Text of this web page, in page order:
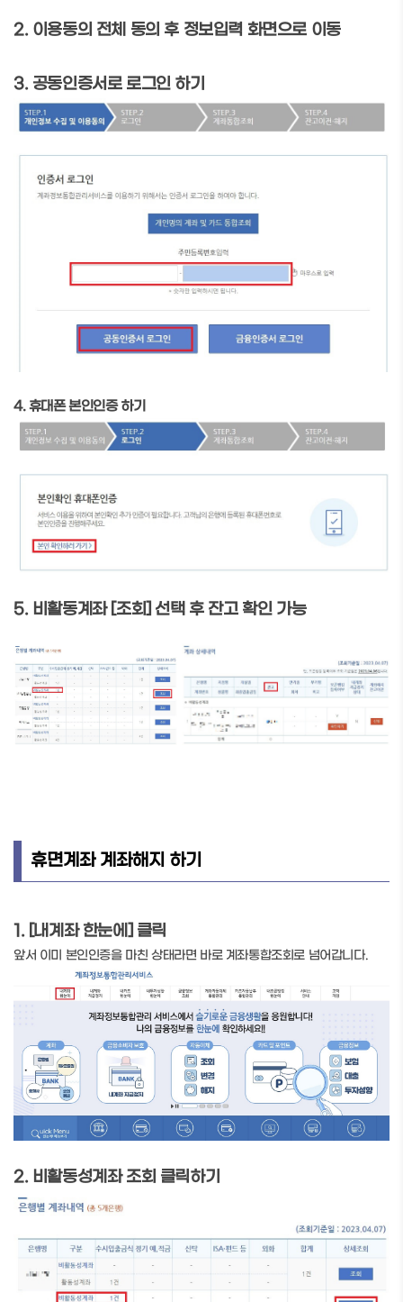
2. 이용동의 전체 동의 후 정보입력 화면으로 이동
3. 공동인증서로 로그인 하기
4. 휴대폰 본인인증 하기
5. 비활동계좌 [조회] 선택 후 잔고 확인 가능
휴면계좌 계좌해지 하기
1. [내계좌 한눈에] 클릭
앞서 이미 본인인증을 마친 상태라면 바로 계좌통합조회로 넘어갑니다.
2. 비활동성계좌 조회 클릭하기